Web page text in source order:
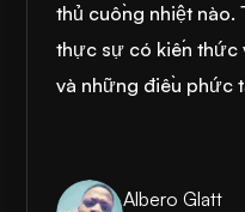
thủ cuồng nhiệt nào.
thực sự có kiến thức
và những điều phức
Albero Glatt